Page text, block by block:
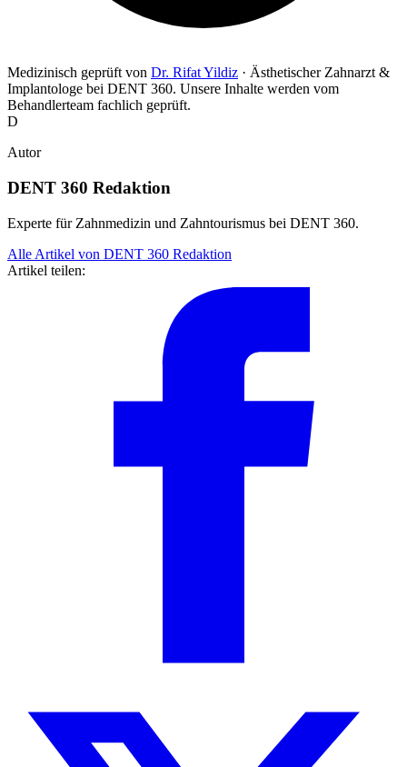
Medizinisch geprüft von Dr. Rifat Yildiz · Ästhetischer Zahnarzt &
Implantologe bei DENT 360. Unsere Inhalte werden vom
Behandlerteam fachlich geprüft.
D
Autor
DENT 360 Redaktion
Experte für Zahnmedizin und Zahntourismus bei DENT 360.
Alle Artikel von DENT 360 Redaktion
Artikel teilen: